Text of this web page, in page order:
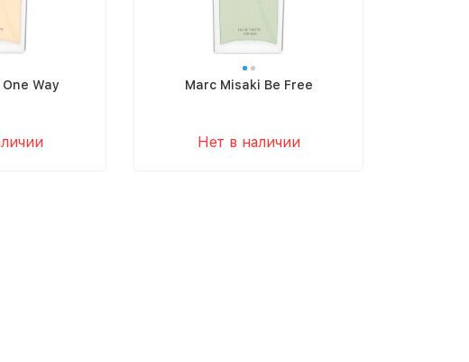
Way Marc Misaki Be Free
Нет в наличии